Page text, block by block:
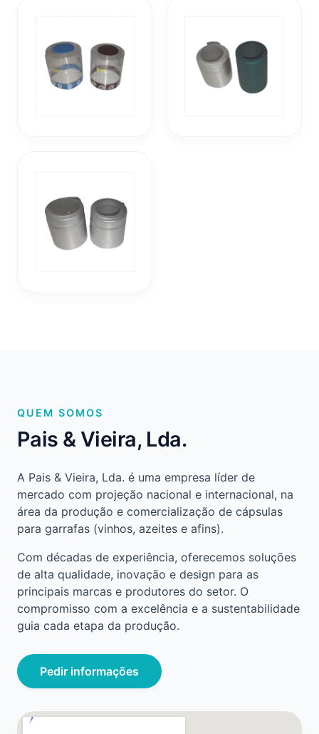
QUEM SOMOS
Pais & Vieira, Lda.
A Pais & Vieira, Lda. é uma empresa líder de
mercado com projeção nacional e internacional, na
área da produção e comercialização de cápsulas
para garrafas (vinhos, azeites e afins).
Com décadas de experiência, oferecemos soluções
de alta qualidade, inovação e design para as
principais marcas e produtores do setor. O
compromisso com a excelência e a sustentabilidade
guia cada etapa da produção.
Pedir informações